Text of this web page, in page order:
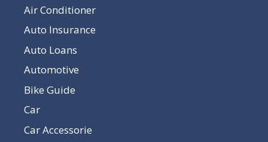
Air Conditioner
Auto Insurance
Auto Loans
Automotive
Bike Guide
Car
Car Accessorie